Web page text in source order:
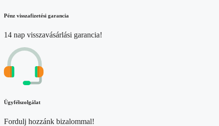
Pénz visszafizetési garancia
14 nap visszavásárlási garancia!
Ügyfélszolgálat
Fordulj hozzánk bizalommal!